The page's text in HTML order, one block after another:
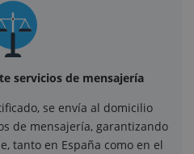
servicios de mensajería
se envía al domicilio
de mensajería, garantizando
tanto en España como en el